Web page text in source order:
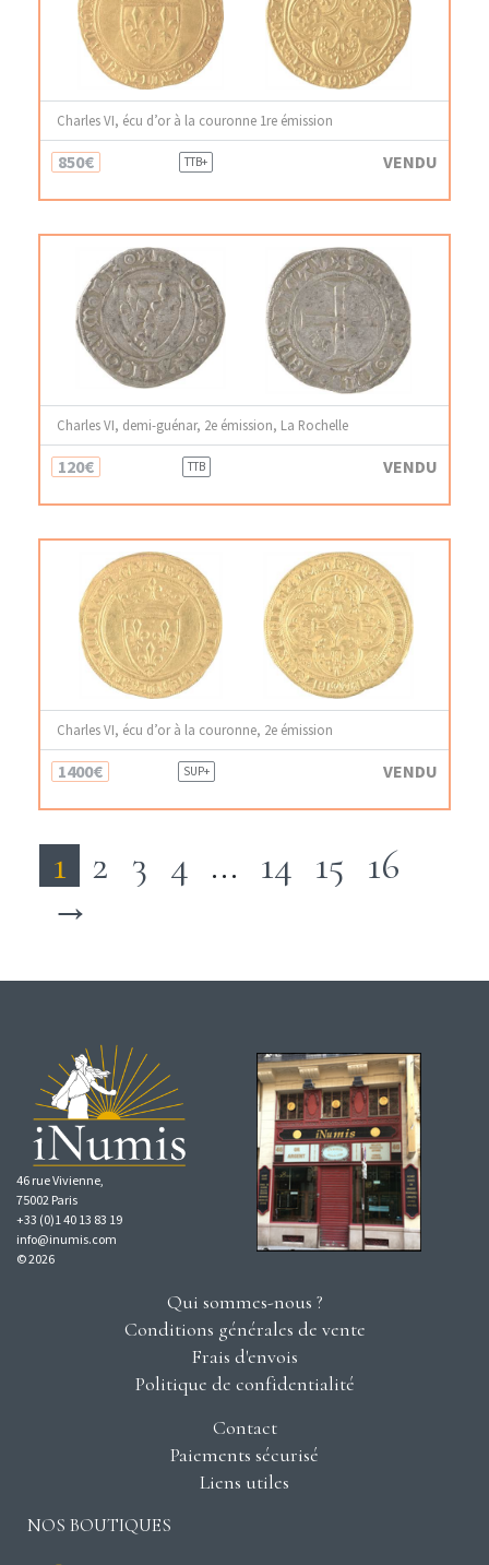
Charles VI, écu d’or à la couronne 1re émission
850€ TTB+ VENDU
Charles VI, demi-guénar, 2e émission, La Rochelle
120€ TTB VENDU
Charles VI, écu d’or à la couronne, 2e émission
1400€ SUP+ VENDU
1 2 3 4 … 14 15 16
→
46 rue Vivienne,
75002 Paris
+33 (0)1 40 13 83 19
info@inumis.com
© 2026
Qui sommes-nous ?
Conditions générales de vente
Frais d'envois
Politique de confidentialité
Contact
Paiements sécurisé
Liens utiles
NOS BOUTIQUES